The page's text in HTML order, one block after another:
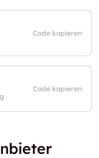
Code kopieren
Code kopieren